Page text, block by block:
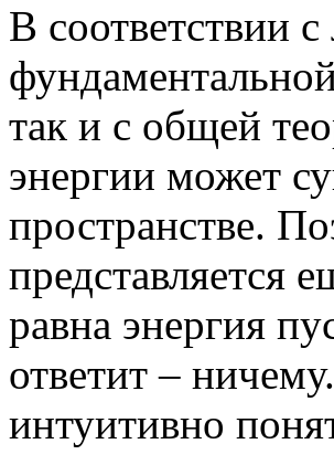
В соответствии
так и с общей
энергии может
пространстве.
представляется
равна энергия
ответит –
интуитивно